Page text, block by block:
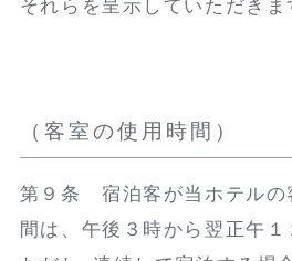
それらを呈示していただきま
（客室の使用時間）
第９条 宿泊客が当ホテルの
間は、午後３時から翌正午１